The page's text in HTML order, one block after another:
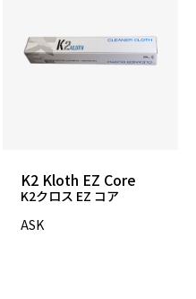
K2 Kloth EZ Core
K2クロス EZ コア
ASK